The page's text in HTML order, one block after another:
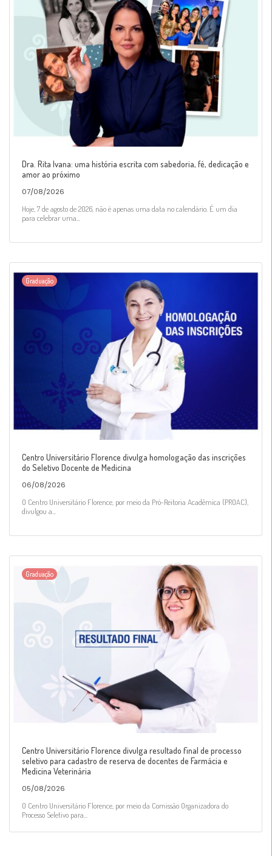
Dra. Rita Ivana: uma história escrita com sabedoria, fé, dedicação e
amor ao próximo
07/08/2026
Hoje, 7 de agosto de 2026, não é apenas uma data no calendário. É um dia
para celebrar uma...
Graduação
Centro Universitário Florence divulga homologação das inscrições
do Seletivo Docente de Medicina
06/08/2026
O Centro Universitário Florence, por meio da Pró-Reitoria Acadêmica (PROAC),
divulgou a...
Graduação
Centro Universitário Florence divulga resultado final de processo
seletivo para cadastro de reserva de docentes de Farmácia e
Medicina Veterinária
05/08/2026
O Centro Universitário Florence, por meio da Comissão Organizadora do
Processo Seletivo para...